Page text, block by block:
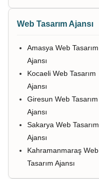
Web Tasarım Ajansı
Amasya Web Tasarım
Ajansı
Kocaeli Web Tasarım
Ajansı
Giresun Web Tasarım
Ajansı
Sakarya Web Tasarım
Ajansı
Kahramanmaraş Web
Tasarım Ajansı